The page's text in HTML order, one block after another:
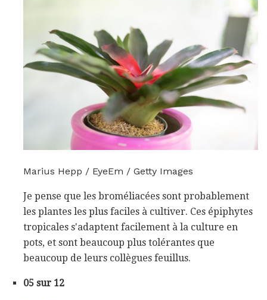
Marius Hepp / EyeEm / Getty Images
Je pense que les broméliacées sont probablement
les plantes les plus faciles à cultiver. Ces épiphytes
tropicales s'adaptent facilement à la culture en
pots, et sont beaucoup plus tolérantes que
beaucoup de leurs collègues feuillus.
05 sur 12